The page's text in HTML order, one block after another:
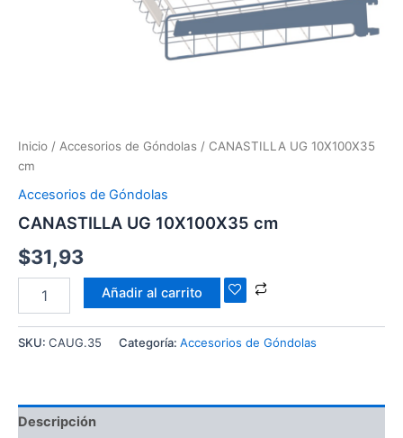
Inicio / Accesorios de Góndolas / CANASTILLA UG 10X100X35
cm
Accesorios de Góndolas
CANASTILLA UG 10X100X35 cm
$31,93
Añadir al carrito
SKU: CAUG.35 Categoría: Accesorios de Góndolas
Descripción